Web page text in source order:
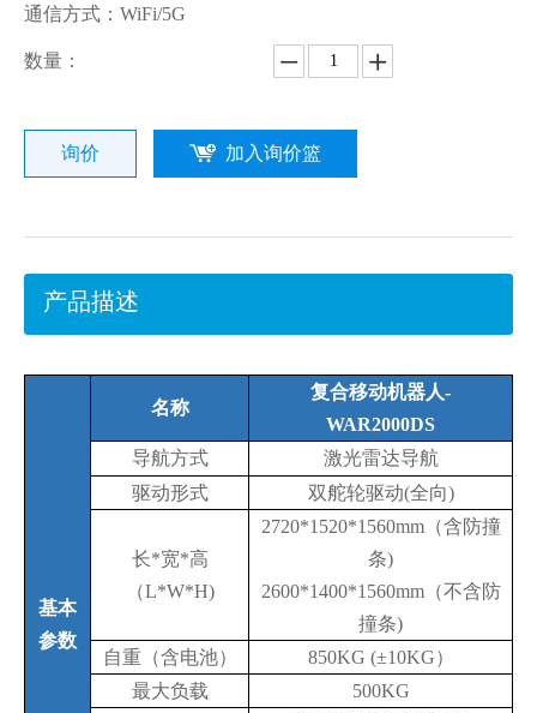
通信方式：WiFi/5G
数量：
询价 加入询价篮
产品描述
基本
参数
名称
复合移动机器人-
WAR2000DS
导航方式
激光雷达导航
驱动形式
双舵轮驱动(全向)
长*宽*高
（L*W*H)
2720*1520*1560mm（含防撞
条)
2600*1400*1560mm（不含防
撞条)
自重（含电池）
850KG (±10KG）
最大负载
500KG